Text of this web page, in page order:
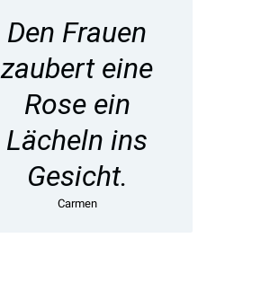
Den Frauen
zaubert eine
Rose ein
Lächeln ins
Gesicht.
Carmen